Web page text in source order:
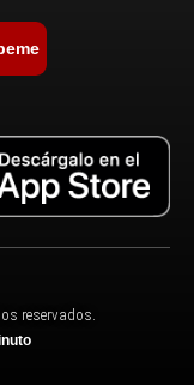
reservados.